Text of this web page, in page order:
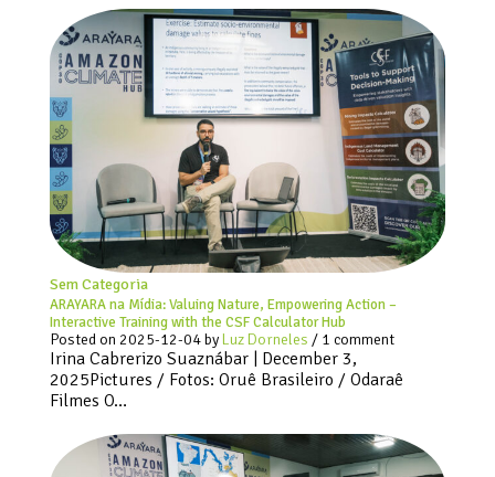
Sem Categoria
ARAYARA na Mídia: Valuing Nature, Empowering Action –
Interactive Training with the CSF Calculator Hub
Posted on 2025-12-04byLuz Dorneles / 1 comment
Irina Cabrerizo Suaznábar | December 3,
2025Pictures / Fotos: Oruê Brasileiro / Odaraê
Filmes O…